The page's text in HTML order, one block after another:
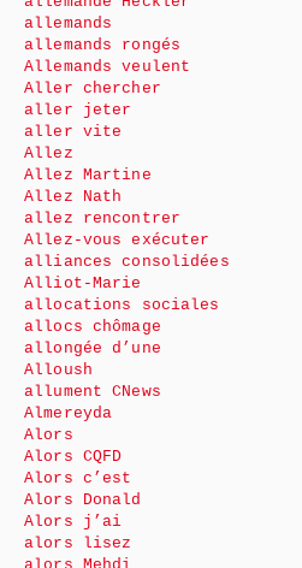
allemands
allemands rongés
Allemands veulent
Aller chercher
aller jeter
aller vite
Allez
Allez Martine
Allez Nath
allez rencontrer
Allez-vous exécuter
alliances consolidées
Alliot-Marie
allocations sociales
allocs chômage
allongée d’une
Alloush
allument CNews
Almereyda
Alors
Alors CQFD
Alors c’est
Alors Donald
Alors j’ai
alors lisez